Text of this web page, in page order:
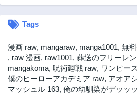
Tags
漫画 raw, mangaraw, manga1001, 無
, raw 漫画, raw1001, 葬送のフリーレ
mangakoma, 呪術廻戦 raw, ワンピー
僕のヒーローアカデミア raw, アオア
マッシュル 163, 俺の幼馴染がデッッ